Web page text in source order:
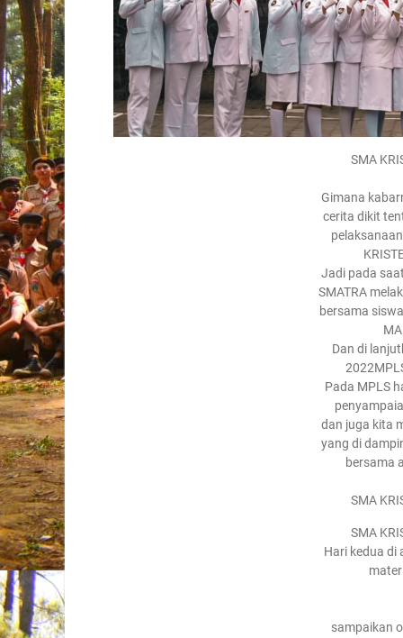
SMA
Gimana
cerita dikit
Jadi pada
SMATRA
bersama
Dan di
Pada MPLS
dan juga kita
yang di
bersama
SMA
SMA
Hari kedua di
sampaikan